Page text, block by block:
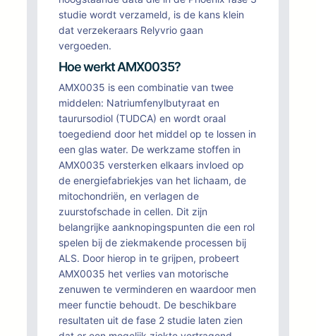
studie wordt verzameld, is de kans klein
dat verzekeraars Relyvrio gaan
vergoeden.
Hoe werkt AMX0035?
AMX0035 is een combinatie van twee
middelen: Natriumfenylbutyraat en
taurursodiol (TUDCA) en wordt oraal
toegediend door het middel op te lossen in
een glas water. De werkzame stoffen in
AMX0035 versterken elkaars invloed op
de energiefabriekjes van het lichaam, de
mitochondriën, en verlagen de
zuurstofschade in cellen. Dit zijn
belangrijke aanknopingspunten die een rol
spelen bij de ziekmakende processen bij
ALS. Door hierop in te grijpen, probeert
AMX0035 het verlies van motorische
zenuwen te verminderen en waardoor men
meer functie behoudt. De beschikbare
resultaten uit de fase 2 studie laten zien